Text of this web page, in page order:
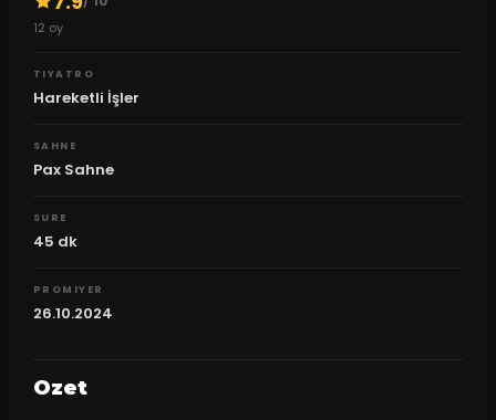
12 oy
TIYATRO
Hareketli İşler
SAHNE
Pax Sahne
SURE
45 dk
PROMIYER
26.10.2024
Ozet